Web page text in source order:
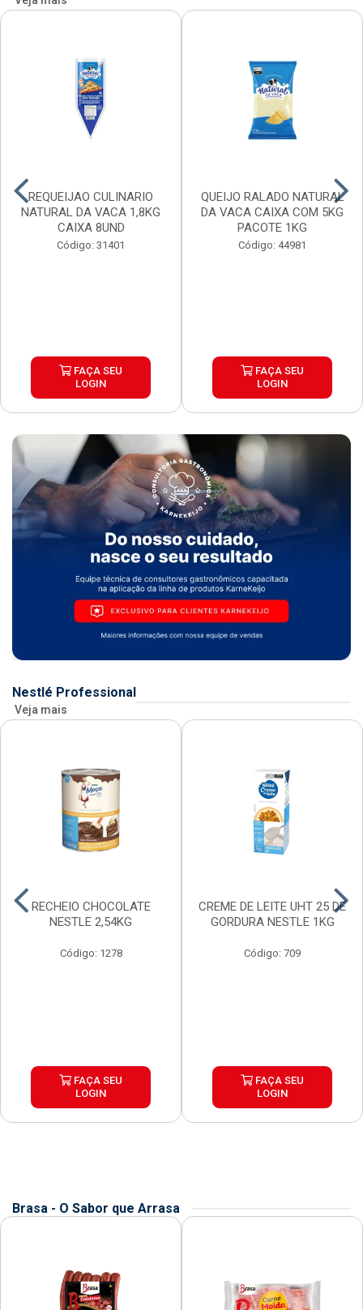
REQUEIJAO CULINARIO
NATURAL DA VACA 1,8KG
CAIXA 8UND
Código: 31401
FAÇA SEU
LOGIN
QUEIJO RALADO NATURAL
DA VACA CAIXA COM 5KG
PACOTE 1KG
Código: 44981
FAÇA SEU
LOGIN
Nestlé Professional
Veja mais
RECHEIO CHOCOLATE
NESTLE 2,54KG
Código: 1278
FAÇA SEU
LOGIN
CREME DE LEITE UHT 25 DE
GORDURA NESTLE 1KG
Código: 709
FAÇA SEU
LOGIN
Brasa - O Sabor que Arrasa